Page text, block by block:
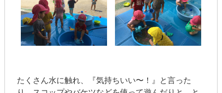
たくさん水に触れ、『気持ちいい〜！』と言った